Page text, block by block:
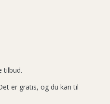
tilbud.
er gratis, og du kan til